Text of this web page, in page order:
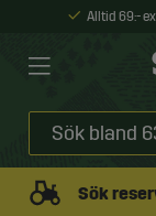
Alltid 69:-
Sök